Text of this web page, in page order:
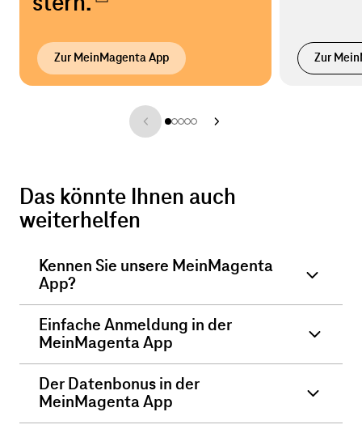
Zur MeinMagenta App Zur
Das könnte Ihnen auch
weiterhelfen
Kennen Sie unsere MeinMagenta
App?
Einfache Anmeldung in der
MeinMagenta App
Der Datenbonus in der
MeinMagenta App